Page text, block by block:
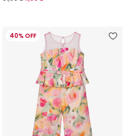
40% OFF